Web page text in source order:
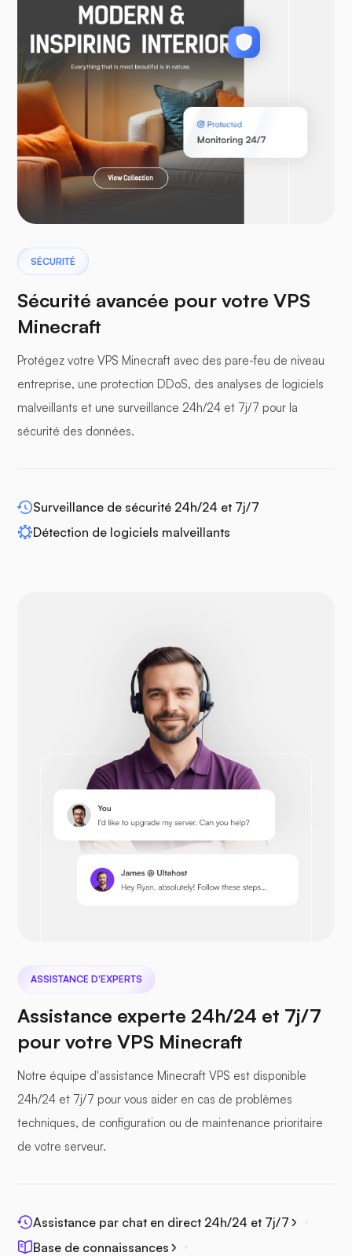
WooCommerce
Laravel
panneaux tampons
Opencart
Prestashop
Seafile
Photoprisme
SÉCURITÉ
Sécurité avancée pour votre VPS
Minecraft
Protégez votre VPS Minecraft avec des pare-feu de niveau
entreprise, une protection DDoS, des analyses de logiciels
malveillants et une surveillance 24h/24 et 7j/7 pour la
sécurité des données.
Surveillance de sécurité 24h/24 et 7j/7
Détection de logiciels malveillants
ASSISTANCE D'EXPERTS
Assistance experte 24h/24 et 7j/7
pour votre VPS Minecraft
Notre équipe d'assistance Minecraft VPS est disponible
24h/24 et 7j/7 pour vous aider en cas de problèmes
techniques, de configuration ou de maintenance prioritaire
de votre serveur.
Assistance par chat en direct 24h/24 et 7j/7
Base de connaissances